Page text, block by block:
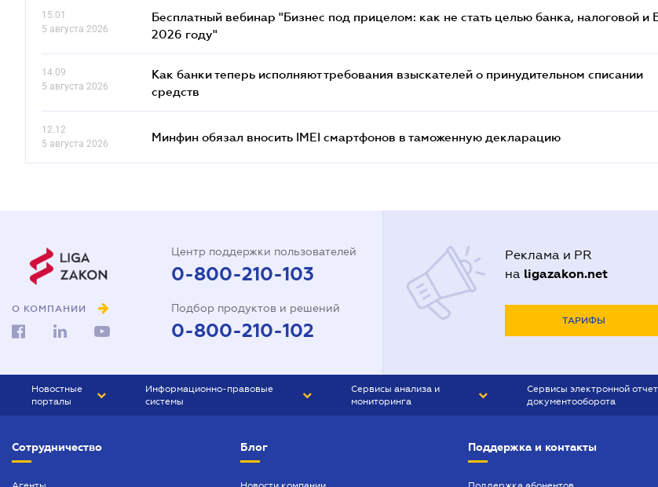
15.01
5 августа 2026
Бесплатный вебинар "Бизнес под прицелом: как не стать целью банка, налоговой и
2026 году"
14.09
5 августа 2026
Как банки теперь исполняют требования взыскателей о принудительном списании
средств
12.12
5 августа 2026
Минфин обязал вносить IMEI смартфонов в таможенную декларацию
О КОМПАНИИ
Центр поддержки пользователей
0-800-210-103
Подбор продуктов и решений
0-800-210-102
Реклама и PR
на ligazakon.net
ТАРИФЫ
Новостные
порталы
БИЗНЕС
Информационно-правовые
системы
Сервисы анализа и
мониторинга
Сервисы электронной
документооборота
Сотрудничество Блог Поддержка и контакты